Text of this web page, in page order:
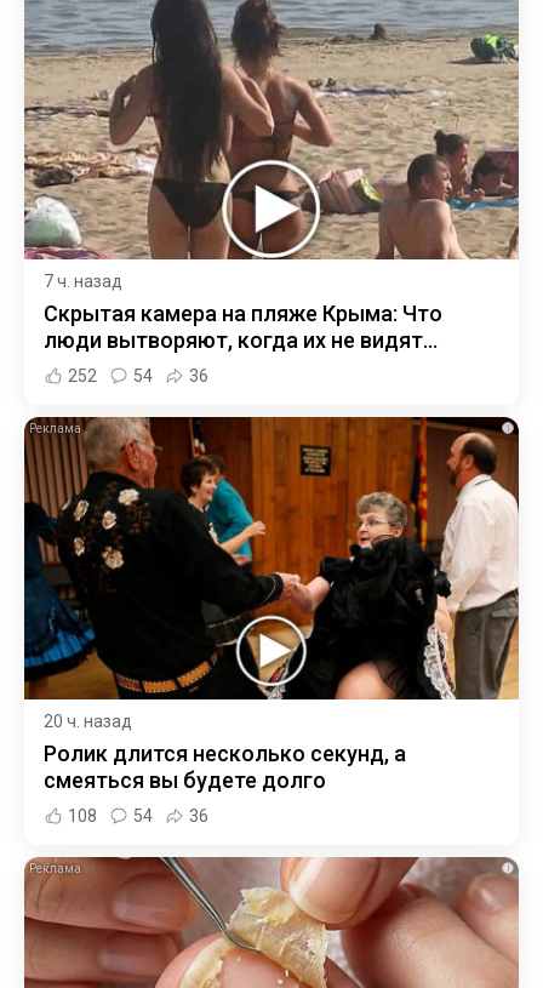
7 ч. назад
Скрытая камера на пляже Крыма: Что
люди вытворяют, когда их не видят...
252 54 36
i
20 ч. назад
Ролик длится несколько секунд, а
смеяться вы будете долго
108 54 36
i